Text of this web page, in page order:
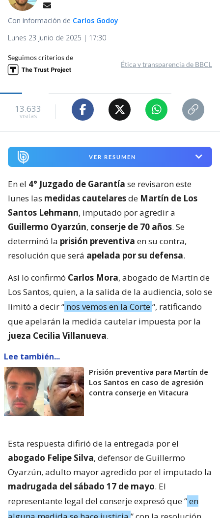
Con información de Carlos Godoy
Lunes 23 junio de 2025 | 17:30
Seguimos criterios de
Ética y transparencia de BBCL
13.633
visitas
VER RESUMEN
En el 4° Juzgado de Garantía se revisaron este
lunes las medidas cautelaresde Martín de Los
Santos Lehmann, imputado por agredir a
Guillermo Oyarzún, conserje de 70 años. Se
determinó la prisión preventiva en su contra,
resolución que será apelada por su defensa.
Así lo confirmó Carlos Mora, abogado de Martín de
Los Santos, quien, a la salida de la audiencia, solo se
limitó a decir “ nos vemos en la Corte“, ratificando
que apelarán la medida cautelar impuesta por la
jueza Cecilia Villanueva.
Lee también...
Prisión preventiva para Martín de
Los Santos en caso de agresión
contra conserje en Vitacura
Esta respuesta difirió de la entregada por el
abogado Felipe Silva, defensor de Guillermo
Oyarzún, adulto mayor agredido por el imputado la
madrugada del sábado 17 de mayo. El
representante legal del conserje expresó que “en